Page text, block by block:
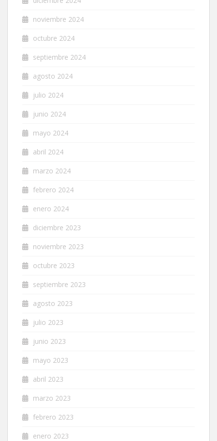
noviembre 2024
octubre 2024
septiembre 2024
agosto 2024
julio 2024
junio 2024
mayo 2024
abril 2024
marzo 2024
febrero 2024
enero 2024
diciembre 2023
noviembre 2023
octubre 2023
septiembre 2023
agosto 2023
julio 2023
junio 2023
mayo 2023
abril 2023
marzo 2023
febrero 2023
enero 2023